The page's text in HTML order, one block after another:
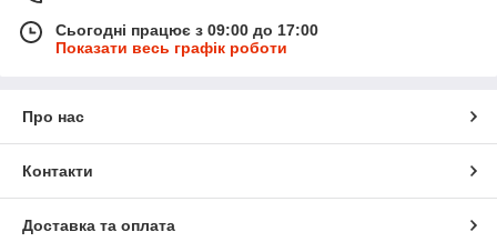
Сьогодні працює з 09:00 до 17:00
Показати весь графік роботи
Про нас
Контакти
Доставка та оплата